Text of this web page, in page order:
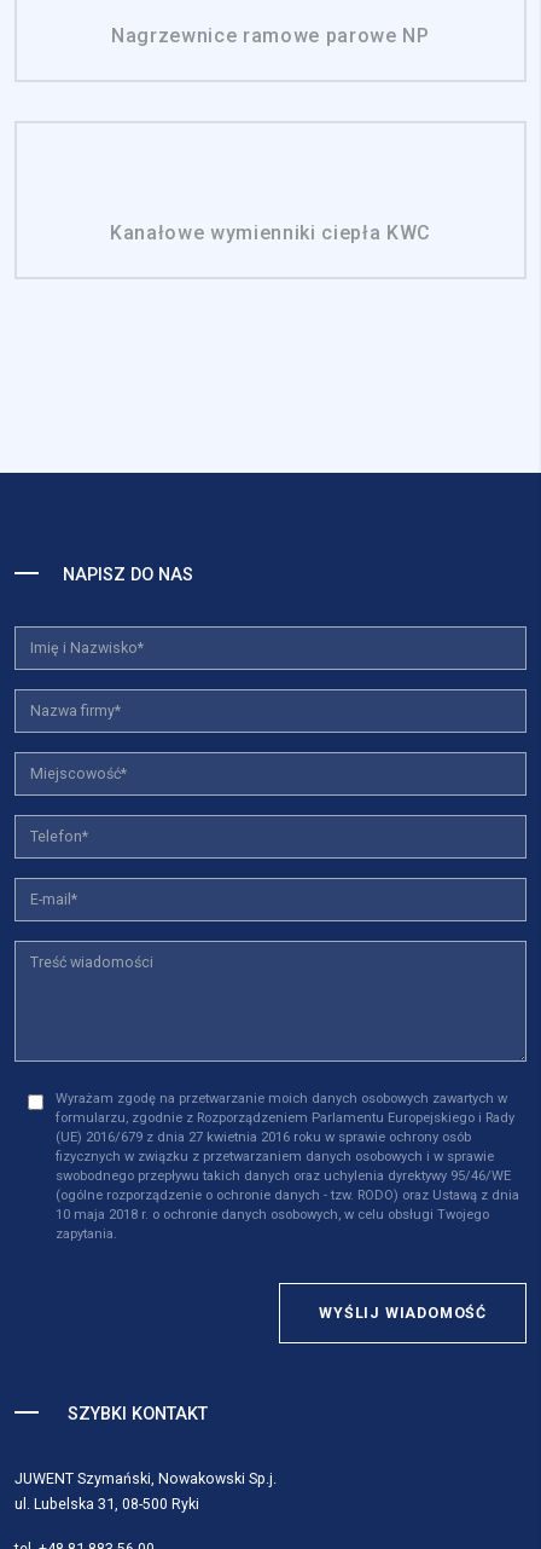
Nagrzewnice ramowe parowe NP
Kanałowe wymienniki ciepła KWC
SZYBKI KONTAKT
JUWENT Szymański, Nowakowski Sp.j.
ul. Lubelska 31, 08-500 Ryki
NAPISZ DO NAS
Wyrażam zgodę na przetwarzanie moich danych osobowych zawartych w
formularzu, zgodnie z Rozporządzeniem Parlamentu Europejskiego i Rady
(UE) 2016/679 z dnia 27 kwietnia 2016 roku w sprawie ochrony osób
fizycznych w związku z przetwarzaniem danych osobowych i w sprawie
swobodnego przepływu takich danych oraz uchylenia dyrektywy 95/46/WE
(ogólne rozporządzenie o ochronie danych - tzw. RODO) oraz Ustawą z dnia
10 maja 2018 r. o ochronie danych osobowych, w celu obsługi Twojego
zapytania.
WYŚLIJ WIADOMOŚĆ